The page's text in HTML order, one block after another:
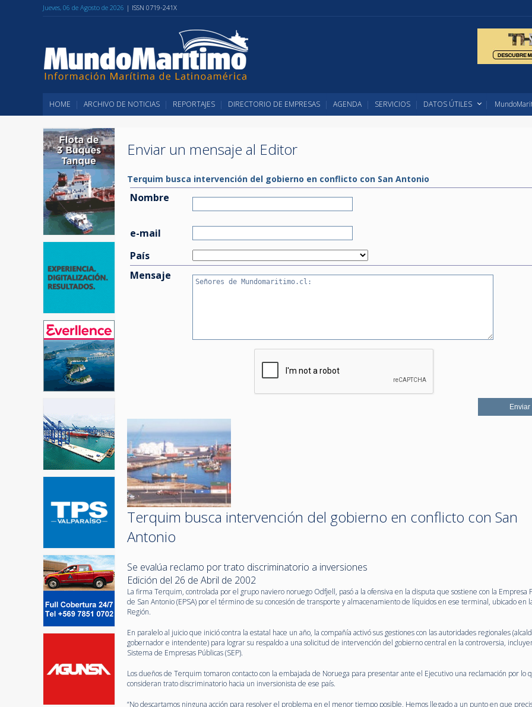
Jueves, 06 de Agosto de 2026 | ISSN 0719-241X
HOME ARCHIVO DE NOTICIAS REPORTAJES DIRECTORIO DE EMPRESAS AGENDA SERVICIOS DATOS ÚTILES
Enviar un mensaje al Editor
Terquim busca intervención del gobierno en conflicto con San Antonio
Nombre
e-mail
País
Mensaje
Terquim busca intervención del gobierno en conflicto con San
Antonio
Se evalúa reclamo por trato discriminatorio a inversiones
Edición del 26 de Abril de 2002
La firma Terquim, controlada por el grupo naviero noruego Odfjell, pasó a la ofensiva en la disputa que sostiene con la Empresa
de San Antonio (EPSA) por el término de su concesión de transporte y almacenamiento de líquidos en ese terminal, ubicado en
Región.
En paralelo al juicio que inició contra la estatal hace un año, la compañía activó sus gestiones con las autoridades regionales
gobernador e intendente) para lograr su respaldo a una solicitud de intervención del gobierno central en la controversia,
Sistema de Empresas Públicas (SEP).
Los dueños de Terquim tomaron contacto con la embajada de Noruega para presentar ante el Ejecutivo una reclamación por lo
consideran trato discriminatorio hacia un inversionista de ese país.
“No descartamos ninguna acción para resolver el problema en el menor tiempo posible. Hemos llegado a un punto en que